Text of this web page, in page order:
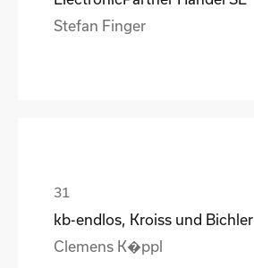
Stefan Finger
kb-endlos, Kroiss und Bichler
Clemens K�ppl